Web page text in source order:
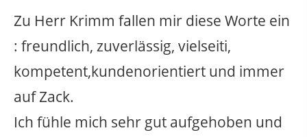
Zu Herr Krimm fallen mir diese Worte ein
: freundlich, zuverlässig, vielseiti,
kompetent,kundenorientiert und immer
auf Zack.
Ich fühle mich sehr gut aufgehoben und